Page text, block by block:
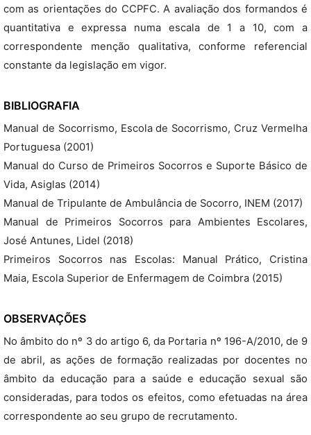
com as orientações do CCPFC. A avaliação dos formandos é
quantitativa e expressa numa escala de 1 a 10, com a
correspondente menção qualitativa, conforme referencial
constante da legislação em vigor.
BIBLIOGRAFIA
Manual de Socorrismo, Escola de Socorrismo, Cruz Vermelha
Portuguesa (2001)
Manual do Curso de Primeiros Socorros e Suporte Básico de
Vida, Asiglas (2014)
Manual de Tripulante de Ambulância de Socorro, INEM (2017)
Manual de Primeiros Socorros para Ambientes Escolares,
José Antunes, Lidel (2018)
Primeiros Socorros nas Escolas: Manual Prático, Cristina
Maia, Escola Superior de Enfermagem de Coimbra (2015)
OBSERVAÇÕES
No âmbito do nº 3 do artigo 6, da Portaria nº 196-A/2010, de 9
de abril, as ações de formação realizadas por docentes no
âmbito da educação para a saúde e educação sexual são
consideradas, para todos os efeitos, como efetuadas na área
correspondente ao seu grupo de recrutamento.